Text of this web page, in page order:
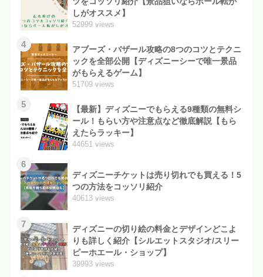
しがオススメ】
52999 views
4
アブーズ・バザール攻略の8つのコツとテクニ
ックを全部公開【ディズニーシーで唯一景品
がもらえるゲーム】
51709 views
5
【最新】ディズニーでもらえる9種類の無料シ
ール！もらい方や注意点など徹底解説【もら
えたらラッキー】
44651 views
6
ディズニーチケットは売り切れでも買える！5
つの方法をコッソリ紹介
40613 views
7
ディズニーの切り絵の料金とデザインどこよ
りも詳しく紹介【シルエットスタジオ/スリー
ピーホエール・ショップ】
39993 views